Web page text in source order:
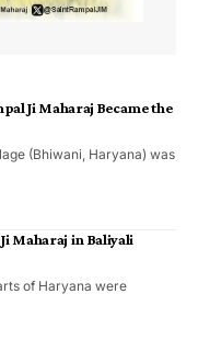
Ji Maharaj Became the
(Bhiwani, Haryana) was
Maharaj in Baliyali
of Haryana were